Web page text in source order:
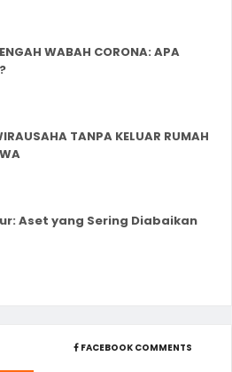
WABAH CORONA: APA
TANPA KELUAR RUMAH
Aset yang Sering Diabaikan
FACEBOOK COMMENTS